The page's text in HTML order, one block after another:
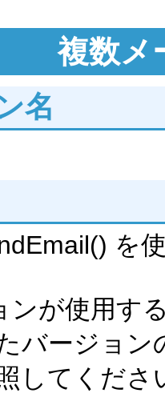
複数メ
名
を
ンが使用す
バージョ
してくださ